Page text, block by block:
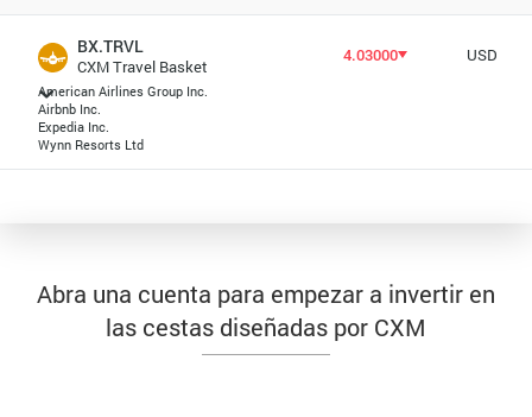
BX.TRVL
CXM Travel Basket
American Airlines Group Inc.
Airbnb Inc.
Expedia Inc.
Wynn Resorts Ltd
4.03000 USD
Abra una cuenta para empezar a invertir en
las cestas diseñadas por CXM